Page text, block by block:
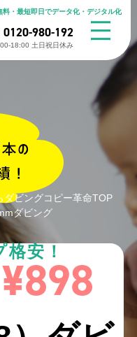
・最短即日でデータ化・デジタル化
0120-980-192
18:00 ⼟⽇祝⽇休み
ダビングコピー革命TOP
ダビング
安！
¥898